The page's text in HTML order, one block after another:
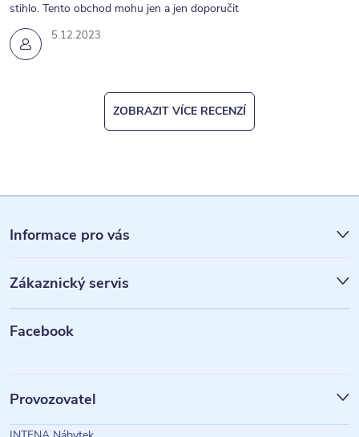
5.12.2023
stihlo. Tento obchod mohu jen a jen doporučit
ZOBRAZIT VÍCE RECENZÍ
á
p
a
Informace pro vás
Zákaznický servis
Facebook
Provozovatel